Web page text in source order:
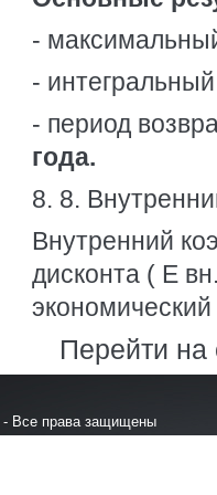
-
-
- период
года.
8. 8.
Внутренний
дисконта ( Е
Перейти
- Все права защищены